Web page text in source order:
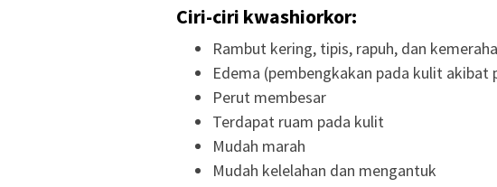
Ciri-ciri kwashiorkor:
Rambut kering, tipis, rapuh, dan
Edema (pembengkakan pada kulit akibat
Perut membesar
Terdapat ruam pada kulit
Mudah marah
Mudah kelelahan dan mengantuk